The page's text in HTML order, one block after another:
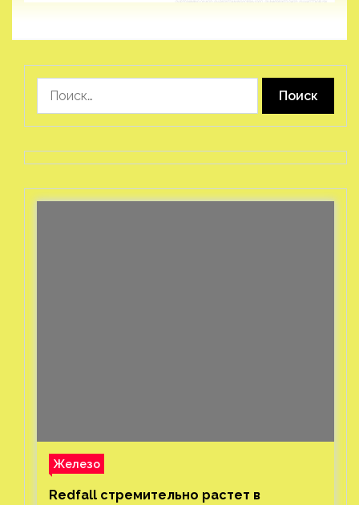
Железо
Redfall стремительно растет в